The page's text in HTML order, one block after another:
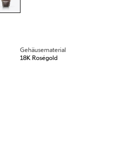
Gehäusematerial
18K Roségold